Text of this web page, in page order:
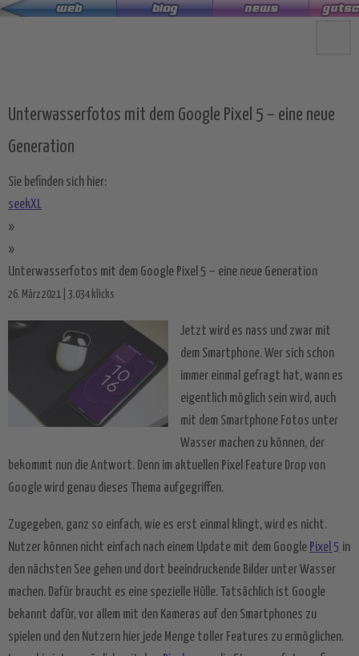
Zum
Unterwasserfotos mit dem Google Pixel 5 – eine neue
Generation
Sie befinden sich hier:
seekXL
»
»
Unterwasserfotos mit dem Google Pixel 5 – eine neue Generation
26. März 2021 | 3.034 klicks
Jetzt wird es nass und zwar mit
dem Smartphone. Wer sich schon
immer einmal gefragt hat, wann es
eigentlich möglich sein wird, auch
mit dem Smartphone Fotos unter
Wasser machen zu können, der
bekommt nun die Antwort. Denn im aktuellen Pixel Feature Drop von
Google wird genau dieses Thema aufgegriffen.
Zugegeben, ganz so einfach, wie es erst einmal klingt, wird es nicht.
Nutzer können nicht einfach nach einem Update mit dem Google Pixel 5 in
den nächsten See gehen und dort beeindruckende Bilder unter Wasser
machen. Dafür braucht es eine spezielle Hülle. Tatsächlich ist Google
bekannt dafür, vor allem mit den Kameras auf den Smartphones zu
spielen und den Nutzern hier jede Menge toller Features zu ermöglichen.